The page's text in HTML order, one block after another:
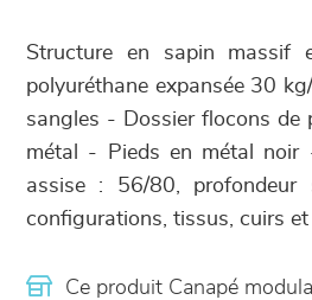
Structure en sapin massif
polyuréthane expansée 30
sangles - Dossier flocons de
métal - Pieds en métal noir
assise : 56/80,
configurations, tissus, cuirs et
Ce produit Canapé